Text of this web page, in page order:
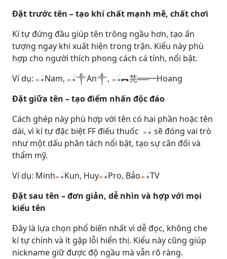
Đặt trước tên – tạo khí chất mạnh mẽ, chất chơi
Kí tự đứng đầu giúp tên trông ngầu hơn, tạo ấn
tượng ngay khi xuất hiện trong trận. Kiểu này phù
hợp cho người thích phong cách cá tính, nổi bật.
Ví dụ:
Nam, ༒An༒,
︻芫══━Hoang
Đặt giữa tên – tạo điểm nhấn độc đáo
Cách ghép này phù hợp với tên có hai phần hoặc tên
dài, vì kí tự đặc biệt FF điếu thuốc
sẽ đóng vai trò
như một dấu phân tách nổi bật, tạo sự cân đối và
thẩm mỹ.
Ví dụ: Minh
Kun, Huy Pro, Bảo
TV
Đặt sau tên – đơn giản, dễ nhìn và hợp với mọi
kiểu tên
Đây là lựa chọn phổ biến nhất vì dễ đọc, không che
kí tự chính và ít gặp lỗi hiển thị. Kiểu này cũng giúp
nickname giữ được độ ngầu mà vẫn rõ ràng.